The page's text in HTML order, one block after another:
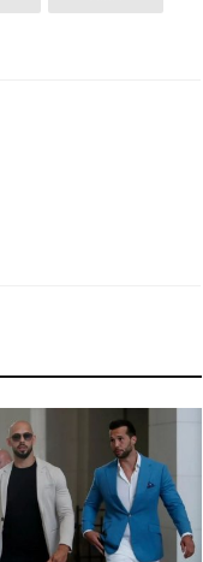
24, 2025 0 1431